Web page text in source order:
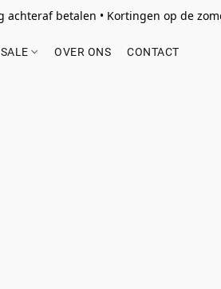
achteraf betalen • Kortingen op de
SALE OVER ONS CONTACT